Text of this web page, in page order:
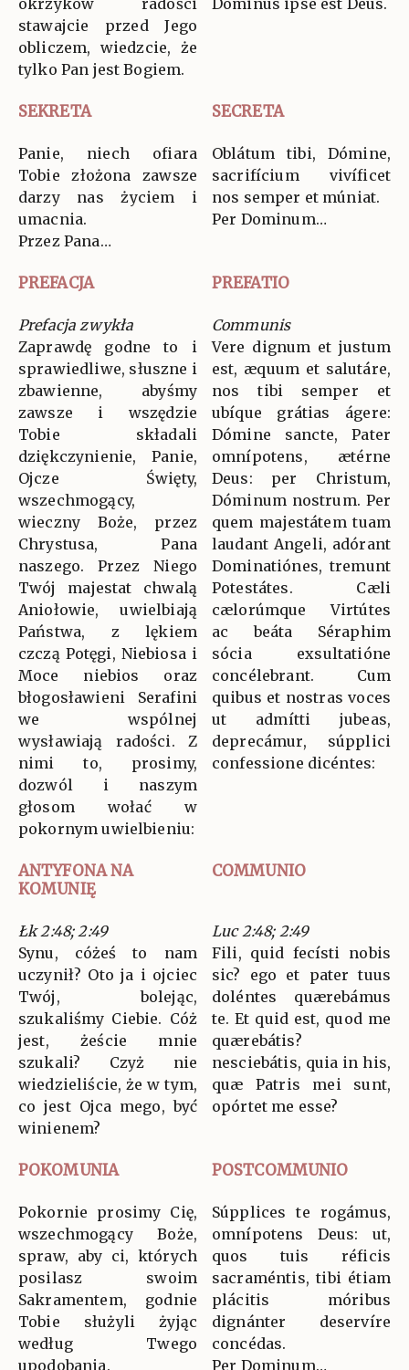
okrzyków radości
stawajcie przed Jego
obliczem, wiedzcie, że
tylko Pan jest Bogiem.
Dóminus ipse est Deus.
SEKRETA SECRETA
Panie, niech ofiara
Tobie złożona zawsze
darzy nas życiem i
umacnia.
Przez Pana…
Oblátum tibi, Dómine,
sacrifícium vivíficet
nos semper et múniat.
Per Dominum…
PREFACJA PREFATIO
Prefacja zwykła
Zaprawdę godne to i
sprawiedliwe, słuszne i
zbawienne, abyśmy
zawsze i wszędzie
Tobie składali
dziękczynienie, Panie,
Ojcze Święty,
wszechmogący,
wieczny Boże, przez
Chrystusa, Pana
naszego. Przez Niego
Twój majestat chwalą
Aniołowie, uwielbiają
Państwa, z lękiem
czczą Potęgi, Niebiosa i
Moce niebios oraz
błogosławieni Serafini
we wspólnej
wysławiają radości. Z
nimi to, prosimy,
dozwól i naszym
głosom wołać w
pokornym uwielbieniu:
Communis
Vere dignum et justum
est, æquum et salutáre,
nos tibi semper et
ubíque grátias ágere:
Dómine sancte, Pater
omnípotens, ætérne
Deus: per Christum,
Dóminum nostrum. Per
quem majestátem tuam
laudant Angeli, adórant
Dominatiónes, tremunt
Potestátes. Cæli
cælorúmque Virtútes
ac beáta Séraphim
sócia exsultatióne
concélebrant. Cum
quibus et nostras voces
ut admítti jubeas,
deprecámur, súpplici
confessione dicéntes:
ANTYFONA NA
KOMUNIĘ
COMMUNIO
Łk 2:48; 2:49
Synu, cóżeś to nam
uczynił? Oto ja i ojciec
Twój, bolejąc,
szukaliśmy Ciebie. Cóż
jest, żeście mnie
szukali? Czyż nie
wiedzieliście, że w tym,
co jest Ojca mego, być
winienem?
Luc 2:48; 2:49
Fili, quid fecísti nobis
sic? ego et pater tuus
doléntes quærebámus
te. Et quid est, quod me
quærebátis?
nesciebátis, quia in his,
quæ Patris mei sunt,
opórtet me esse?
POKOMUNIA POSTCOMMUNIO
Pokornie prosimy Cię,
wszechmogący Boże,
spraw, aby ci, których
posilasz swoim
Sakramentem, godnie
Tobie służyli żyjąc
według Twego
upodobania.
Súpplices te rogámus,
omnípotens Deus: ut,
quos tuis réficis
sacraméntis, tibi étiam
plácitis móribus
dignánter deservíre
concédas.
Per Dominum…